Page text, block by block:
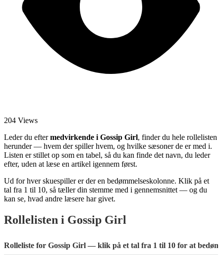
204 Views
Leder du eftermedvirkende i Gossip Girl, finder du hele rollelisten
herunder — hvem der spiller hvem, og hvilke sæsoner de er med i.
Listen er stillet op som en tabel, så du kan finde det navn, du leder
efter, uden at læse en artikel igennem først.
Ud for hver skuespiller er der en bedømmelseskolonne. Klik på et
tal fra 1 til 10, så tæller din stemme med i gennemsnittet — og du
kan se, hvad andre læsere har givet.
Rollelisten i Gossip Girl
Rolleliste for Gossip Girl — klik på et tal fra 1 til 10 for at